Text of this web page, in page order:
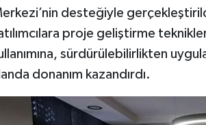
desteğiyle
proje geliştirme
sürdürülebilirlikten
donanım kazandırdı.